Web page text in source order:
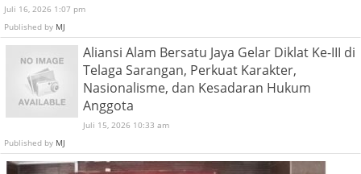
Juli 16, 2026 1:07 pm
Published by MJ
Aliansi Alam Bersatu Jaya Gelar Diklat Ke-III di
Telaga Sarangan, Perkuat Karakter,
Nasionalisme, dan Kesadaran Hukum
Anggota
Juli 15, 2026 10:33 am
Published by MJ